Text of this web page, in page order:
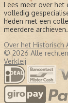
Lees meer over het
volledig
heden met een
meerdere archieven.
Over het Historisch
© 2026 Alle
Verkleij